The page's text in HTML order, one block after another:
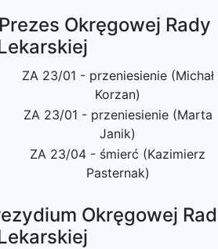
Okręgowej Rady
ZA 23/01 - przeniesienie (Michał
Korzan)
ZA 23/01 - przeniesienie (Marta
Janik)
ZA 23/04 - śmierć (Kazimierz
Pasternak)
Okręgowej